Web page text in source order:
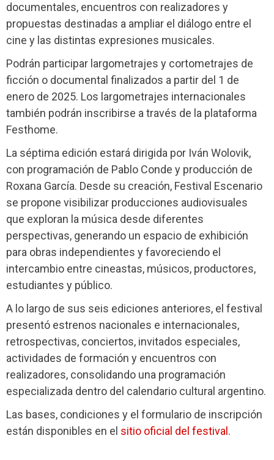
documentales, encuentros con realizadores y
propuestas destinadas a ampliar el diálogo entre el
cine y las distintas expresiones musicales.
Podrán participar largometrajes y cortometrajes de
ficción o documental finalizados a partir del 1 de
enero de 2025. Los largometrajes internacionales
también podrán inscribirse a través de la plataforma
Festhome.
La séptima edición estará dirigida por Iván Wolovik,
con programación de Pablo Conde y producción de
Roxana García. Desde su creación, Festival Escenario
se propone visibilizar producciones audiovisuales
que exploran la música desde diferentes
perspectivas, generando un espacio de exhibición
para obras independientes y favoreciendo el
intercambio entre cineastas, músicos, productores,
estudiantes y público.
A lo largo de sus seis ediciones anteriores, el festival
presentó estrenos nacionales e internacionales,
retrospectivas, conciertos, invitados especiales,
actividades de formación y encuentros con
realizadores, consolidando una programación
especializada dentro del calendario cultural argentino.
Las bases, condiciones y el formulario de inscripción
están disponibles en el sitio oficial del festival.